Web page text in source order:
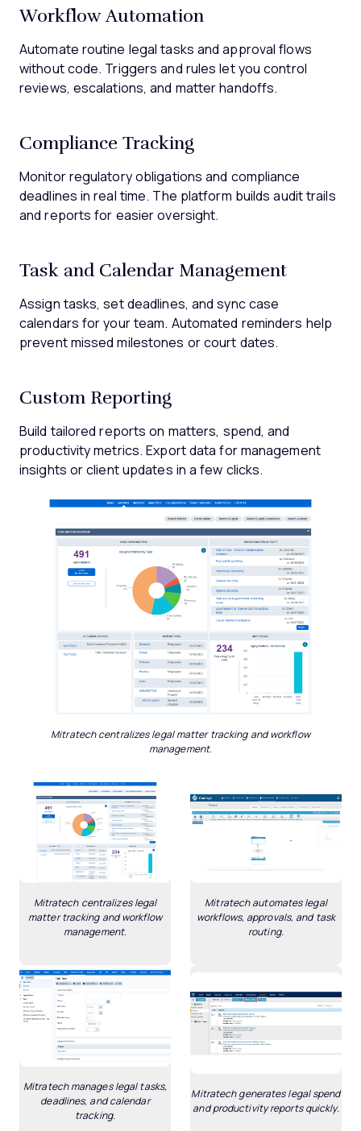
Workflow Automation
Automate routine legal tasks and approval flows
without code. Triggers and rules let you control
reviews, escalations, and matter handoffs.
Compliance Tracking
Monitor regulatory obligations and compliance
deadlines in real time. The platform builds audit trails
and reports for easier oversight.
Task and Calendar Management
Assign tasks, set deadlines, and sync case
calendars for your team. Automated reminders help
prevent missed milestones or court dates.
Custom Reporting
Build tailored reports on matters, spend, and
productivity metrics. Export data for management
insights or client updates in a few clicks.
Mitratech centralizes legal matter tracking and workflow
management.
Mitratech centralizes legal
matter tracking and workflow
management.
Mitratech automates legal
workflows, approvals, and task
routing.
Mitratech manages legal tasks,
deadlines, and calendar
tracking.
Mitratech generates legal spend
and productivity reports quickly.